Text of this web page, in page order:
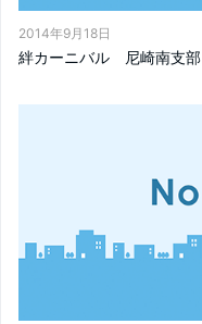
2014年9月18日
絆カーニバル 尼崎南支部